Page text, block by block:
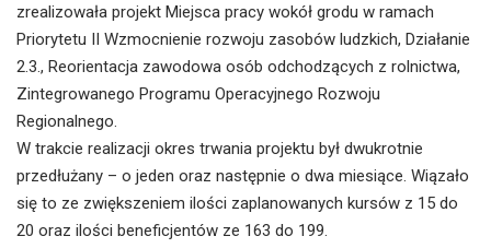
zrealizowała projekt Miejsca pracy wokół grodu w ramach
Priorytetu II Wzmocnienie rozwoju zasobów ludzkich, Działanie
2.3., Reorientacja zawodowa osób odchodzących z rolnictwa,
Zintegrowanego Programu Operacyjnego Rozwoju
Regionalnego.
W trakcie realizacji okres trwania projektu był dwukrotnie
przedłużany – o jeden oraz następnie o dwa miesiące. Wiązało
się to ze zwiększeniem ilości zaplanowanych kursów z 15 do
20 oraz ilości beneficjentów ze 163 do 199.